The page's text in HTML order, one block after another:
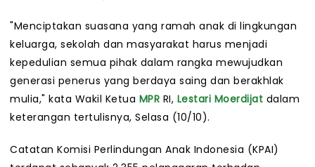
"Menciptakan suasana yang ramah anak di lingkungan
keluarga, sekolah dan masyarakat harus menjadi
kepedulian semua pihak dalam rangka mewujudkan
generasi penerus yang berdaya saing dan berakhlak
mulia," kata Wakil Ketua MPR RI, Lestari Moerdijat dalam
keterangan tertulisnya, Selasa (10/10).
Catatan Komisi Perlindungan Anak Indonesia (KPAI)